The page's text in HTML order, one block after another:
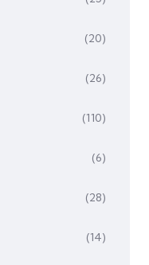
(20)
(26)
(110)
(6)
(28)
(14)